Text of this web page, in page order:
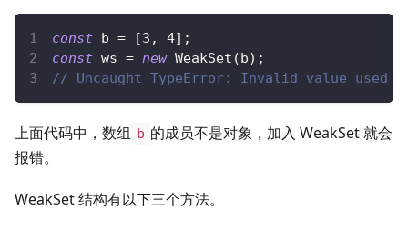
const b = [3 , 4] ;
const ws = new WeakSet (b) ;
// Uncaught TypeError: Invalid value used
上面代码中，数组 b 的成员不是对象，加入 WeakSet 就会
报错。
WeakSet 结构有以下三个方法。